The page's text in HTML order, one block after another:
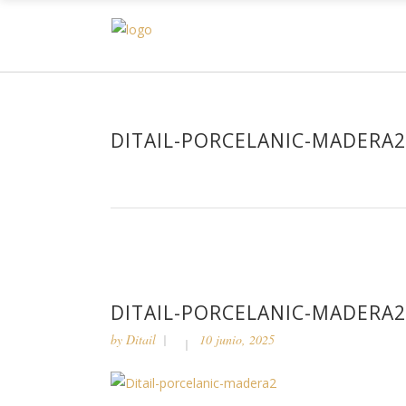
DITAIL-PORCELANIC-MADERA2
DITAIL-PORCELANIC-MADERA2
by Ditail 10 junio, 2025